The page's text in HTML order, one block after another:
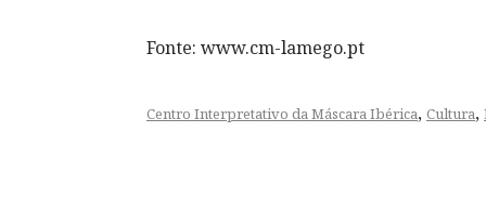
Fonte: www.cm-lamego.pt
Centro Interpretativo da Máscara Ibérica, Cultura,